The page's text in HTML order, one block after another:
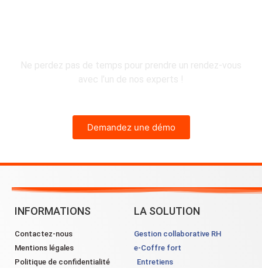
Ne perdez pas de temps pour prendre un rendez-vous
avec l’un de nos experts !
Demandez une démo
INFORMATIONS
Contactez-nous
Mentions légales
Politique de confidentialité
LA SOLUTION
Gestion collaborative RH
e-Coffre fort
Entretiens